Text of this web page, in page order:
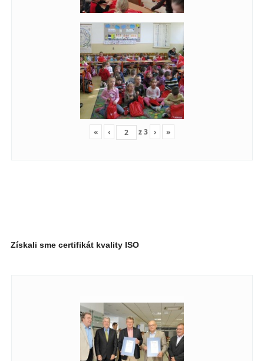
« ‹ z3 › »
Získali sme certifikát kvality ISO